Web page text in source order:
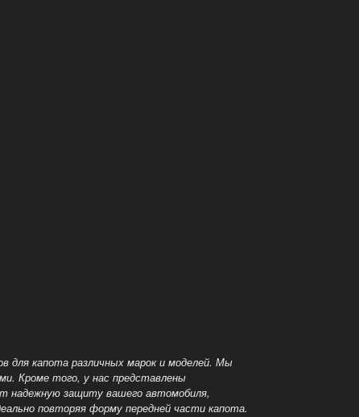
для капота различных марок и моделей. Мы
Кроме того, у нас представлены
надежную защиту вашего автомобиля,
повторяя форму передней части капота.